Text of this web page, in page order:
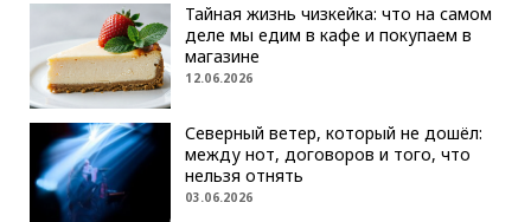
Тайная жизнь чизкейка: что на самом
деле мы едим в кафе и покупаем в
магазине
12.06.2026
Северный ветер, который не дошёл:
между нот, договоров и того, что
нельзя отнять
03.06.2026